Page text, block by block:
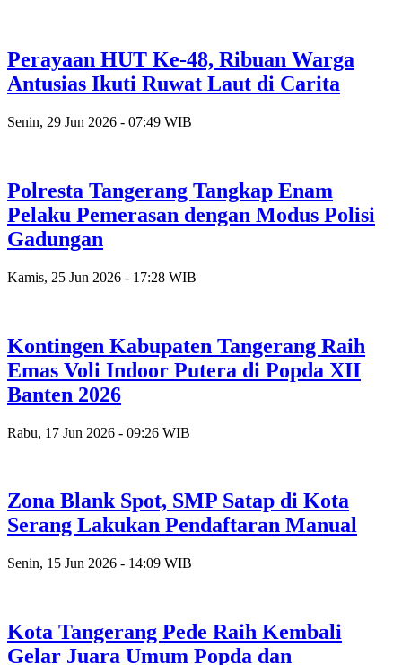
Perayaan HUT Ke-48, Ribuan Warga
Antusias Ikuti Ruwat Laut di Carita
Senin, 29 Jun 2026 - 07:49 WIB
Polresta Tangerang Tangkap Enam
Pelaku Pemerasan dengan Modus Polisi
Gadungan
Kamis, 25 Jun 2026 - 17:28 WIB
Kontingen Kabupaten Tangerang Raih
Emas Voli Indoor Putera di Popda XII
Banten 2026
Rabu, 17 Jun 2026 - 09:26 WIB
Zona Blank Spot, SMP Satap di Kota
Serang Lakukan Pendaftaran Manual
Senin, 15 Jun 2026 - 14:09 WIB
Kota Tangerang Pede Raih Kembali
Gelar Juara Umum Popda dan